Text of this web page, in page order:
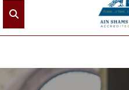
الرئيسيـة